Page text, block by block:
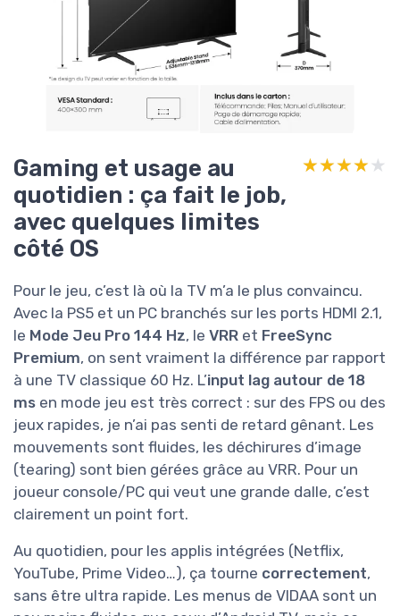
Gaming et usage au
quotidien : ça fait le job,
avec quelques limites
côté OS
★★★★★
★★★★★
Pour le jeu, c’est là où la TV m’a le plus convaincu.
Avec la PS5 et un PC branchés sur les ports HDMI 2.1,
le Mode Jeu Pro 144 Hz, le VRR et FreeSync
Premium, on sent vraiment la différence par rapport
à une TV classique 60 Hz. L’input lag autour de 18
ms en mode jeu est très correct : sur des FPS ou des
jeux rapides, je n’ai pas senti de retard gênant. Les
mouvements sont fluides, les déchirures d’image
(tearing) sont bien gérées grâce au VRR. Pour un
joueur console/PC qui veut une grande dalle, c’est
clairement un point fort.
Au quotidien, pour les applis intégrées (Netflix,
YouTube, Prime Video…), ça tourne correctement,
sans être ultra rapide. Les menus de VIDAA sont un